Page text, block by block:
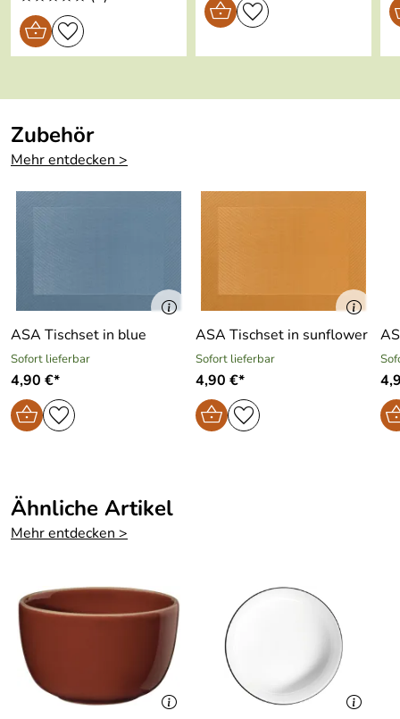
Backofen:
Geeignet für
ja
Gefriertruhe:
Im
Geschenkkarto
n:
Zubehör
Mehr entdecken >
ASA Tischset in blue
Sofort lieferbar
4,90 €*
ASA Tischset in sunflower
Sofort lieferbar
4,90 €*
Ähnliche Artikel
Mehr entdecken >